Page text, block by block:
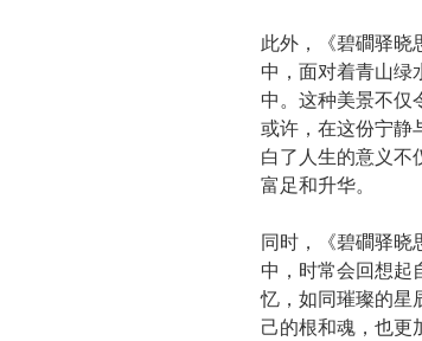
此外，《碧磵驿晓
中，面对着青山绿
中。这种美景不仅
或许，在这份宁静
白了人生的意义不
富足和升华。
同时，《碧磵驿晓
中，时常会回想起
忆，如同璀璨的星
己的根和魂，也更